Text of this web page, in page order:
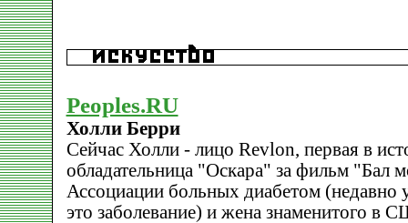
Peoples.RU
Холли Берри
Сейчас Холли - лицо Revlon, первая в
обладательница "Оскара" за фильм "Бал
Ассоциации больных диабетом (недавно
это заболевание) и жена знаменитого в